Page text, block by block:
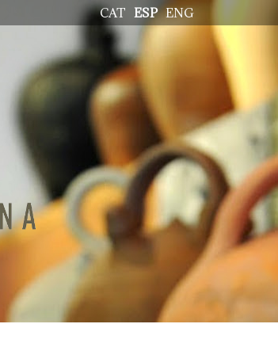
ENG
ESP
CAT